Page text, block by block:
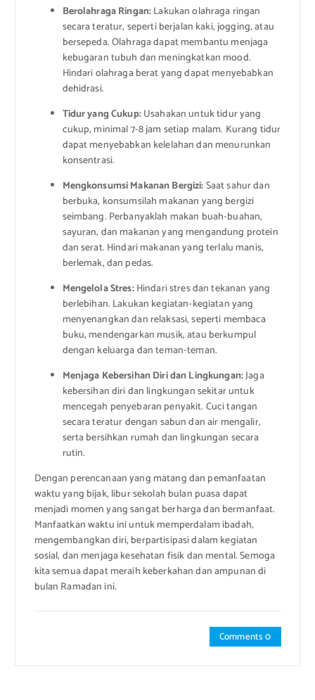
Berolahraga Ringan:Lakukan olahraga ringan
secara teratur, seperti berjalan kaki, jogging, atau
bersepeda. Olahraga dapat membantu menjaga
kebugaran tubuh dan meningkatkan mood.
Hindari olahraga berat yang dapat menyebabkan
dehidrasi.
Tidur yang Cukup:Usahakan untuk tidur yang
cukup, minimal 7-8 jam setiap malam. Kurang tidur
dapat menyebabkan kelelahan dan menurunkan
konsentrasi.
Mengkonsumsi Makanan Bergizi:Saat sahur dan
berbuka, konsumsilah makanan yang bergizi
seimbang. Perbanyaklah makan buah-buahan,
sayuran, dan makanan yang mengandung protein
dan serat. Hindari makanan yang terlalu manis,
berlemak, dan pedas.
Mengelola Stres:Hindari stres dan tekanan yang
berlebihan. Lakukan kegiatan-kegiatan yang
menyenangkan dan relaksasi, seperti membaca
buku, mendengarkan musik, atau berkumpul
dengan keluarga dan teman-teman.
Menjaga Kebersihan Diri dan Lingkungan:Jaga
kebersihan diri dan lingkungan sekitar untuk
mencegah penyebaran penyakit. Cuci tangan
secara teratur dengan sabun dan air mengalir,
serta bersihkan rumah dan lingkungan secara
rutin.
Dengan perencanaan yang matang dan pemanfaatan
waktu yang bijak, libur sekolah bulan puasa dapat
menjadi momen yang sangat berharga dan bermanfaat.
Manfaatkan waktu ini untuk memperdalam ibadah,
mengembangkan diri, berpartisipasi dalam kegiatan
sosial, dan menjaga kesehatan fisik dan mental. Semoga
kita semua dapat meraih keberkahan dan ampunan di
bulan Ramadan ini.
Comments 0